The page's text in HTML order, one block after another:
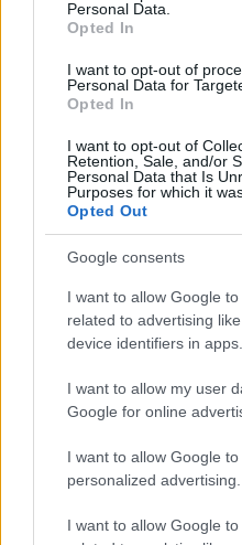
Personal Data.
Opted In
I want to opt-out of
Personal Data for
Opted In
I want to opt-out of
Retention, Sale, and/or
Personal Data that Is
Purposes for which it
Opted Out
Google consents
I want to allow Google
related to advertising
device identifiers in apps.
I want to allow my user
Google for online
I want to allow Google
personalized advertising.
I want to allow Google
” Ναι, είναι αλήθεια, οι
50, λίγη γενετική και
οι προπονήσεις είναι
έκανα ασκήσεις “σκουότς”
πολύ για ένα παιδί.
κουτιά διαφορετικού